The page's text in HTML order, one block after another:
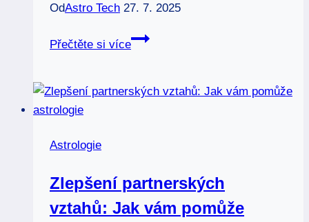
OdAstro Tech 27. 7. 2025
Přečtěte si více
Saturn:
a
Astrologie
Zlepšení partnerských
vztahů: Jak vám pomůže